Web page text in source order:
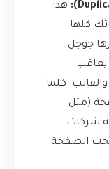
هذا
كلها
يعتبرها جوجل
يعاقب
كلما
(مثل
شركات
الصفحة